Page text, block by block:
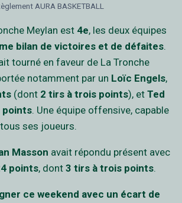
AURA BASKETBALL
Meylan est 4e, les deux équipes
bilan de victoires et de défaites.
tourné en faveur de La Tronche
notamment par un Loïc Engels,
(dont 2 tirs à trois points), et Ted
points. Une équipe offensive, capable
ses joueurs.
Masson avait répondu présent avec
points, dont 3 tirs à trois points.
ce weekend avec un écart de